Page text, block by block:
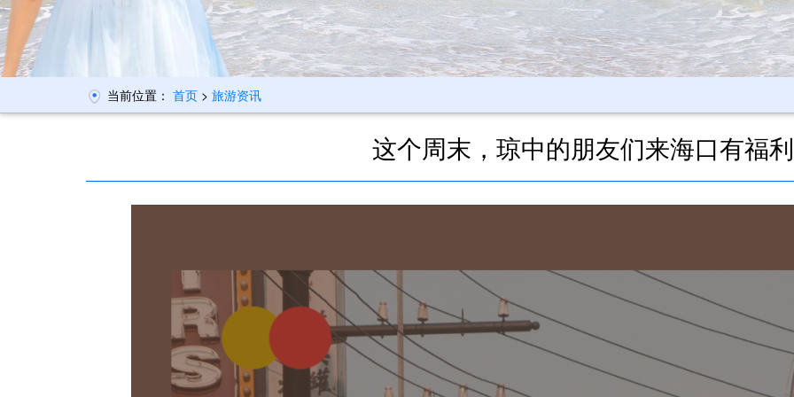
当前位置： 首页 > 旅游资讯
这个周末，琼中的朋友们来海口有福